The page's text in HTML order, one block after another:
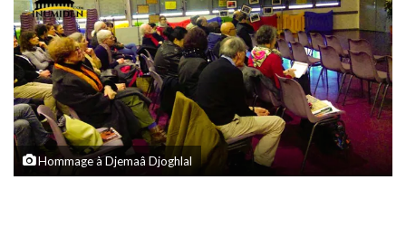
Hommage à Djemaâ Djoghlal